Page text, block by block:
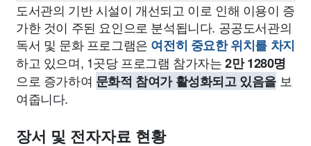
도서관의 기반 시설이 개선되고 이로 인해 이용이 증
가한 것이 주된 요인으로 분석됩니다. 공공도서관의
독서 및 문화 프로그램은 여전히 중요한 위치를 차지
하고 있으며, 1곳당 프로그램 참가자는2만 1280명
으로 증가하여 문화적 참여가 활성화되고 있음을 보
여줍니다.
장서 및 전자자료 현황